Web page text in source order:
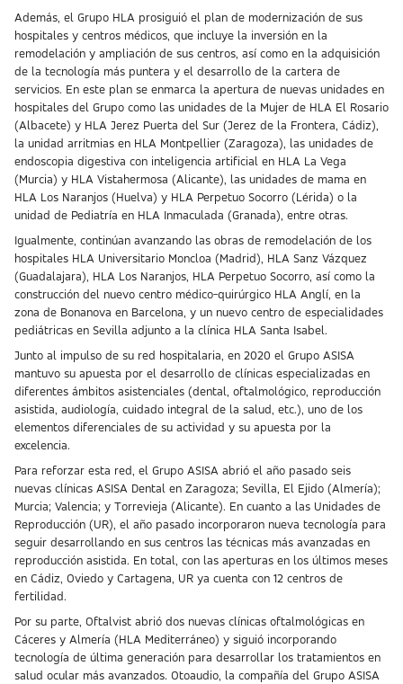
Además, el Grupo HLA prosiguió el plan de modernización de sus
hospitales y centros médicos, que incluye la inversión en la
remodelación y ampliación de sus centros, así como en la adquisición
de la tecnología más puntera y el desarrollo de la cartera de
servicios. En este plan se enmarca la apertura de nuevas unidades en
hospitales del Grupo como las unidades de la Mujer de HLA El Rosario
(Albacete) y HLA Jerez Puerta del Sur (Jerez de la Frontera, Cádiz),
la unidad arritmias en HLA Montpellier (Zaragoza), las unidades de
endoscopia digestiva con inteligencia artificial en HLA La Vega
(Murcia) y HLA Vistahermosa (Alicante), las unidades de mama en
HLA Los Naranjos (Huelva) y HLA Perpetuo Socorro (Lérida) o la
unidad de Pediatría en HLA Inmaculada (Granada), entre otras.
Igualmente, continúan avanzando las obras de remodelación de los
hospitales HLA Universitario Moncloa (Madrid), HLA Sanz Vázquez
(Guadalajara), HLA Los Naranjos, HLA Perpetuo Socorro, así como la
construcción del nuevo centro médico-quirúrgico HLA Anglí, en la
zona de Bonanova en Barcelona, y un nuevo centro de especialidades
pediátricas en Sevilla adjunto a la clínica HLA Santa Isabel.
Junto al impulso de su red hospitalaria, en 2020 el Grupo ASISA
mantuvo su apuesta por el desarrollo de clínicas especializadas en
diferentes ámbitos asistenciales (dental, oftalmológico, reproducción
asistida, audiología, cuidado integral de la salud, etc.), uno de los
elementos diferenciales de su actividad y su apuesta por la
excelencia.
Para reforzar esta red, el Grupo ASISA abrió el año pasado seis
nuevas clínicas ASISA Dental en Zaragoza; Sevilla, El Ejido (Almería);
Murcia; Valencia; y Torrevieja (Alicante). En cuanto a las Unidades de
Reproducción (UR), el año pasado incorporaron nueva tecnología para
seguir desarrollando en sus centros las técnicas más avanzadas en
reproducción asistida. En total, con las aperturas en los últimos meses
en Cádiz, Oviedo y Cartagena, UR ya cuenta con 12 centros de
fertilidad.
Por su parte, Oftalvist abrió dos nuevas clínicas oftalmológicas en
Cáceres y Almería (HLA Mediterráneo) y siguió incorporando
tecnología de última generación para desarrollar los tratamientos en
salud ocular más avanzados. Otoaudio, la compañía del Grupo ASISA